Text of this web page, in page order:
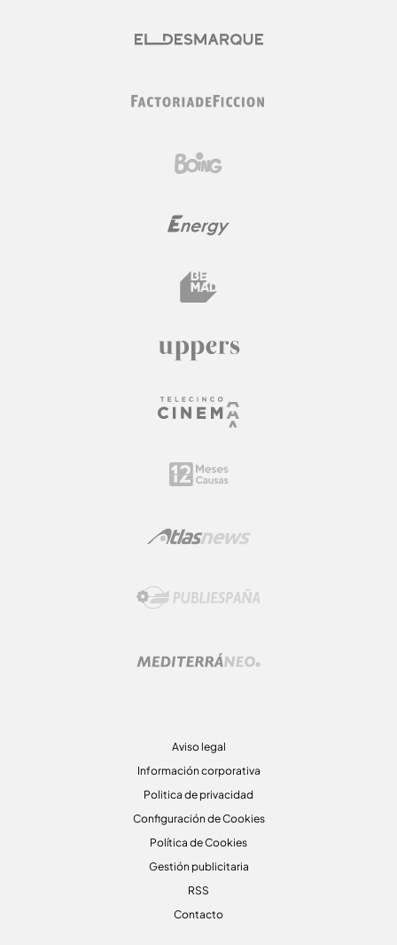
Aviso legal
Información corporativa
Politica de privacidad
Configuración de Cookies
Política de Cookies
Gestión publicitaria
RSS
Contacto